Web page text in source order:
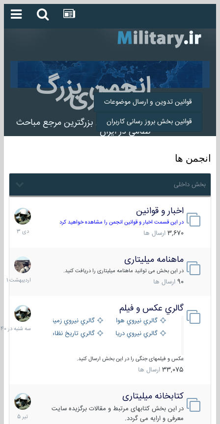
انجمن بزرگ
میلیتاری
انجمن میلیتاری بزرگترین مرجع مباحث
نظامی در ایران
قوانین تدوین و ارسال موضوعات
قوانین بخش بروز رسانی کاربران
انجمن ها
بخش داخلی
اخبار و قوانین
در این قسمت اخبار و قوانین انجمن را مشاهده خواهید کرد
3,670 ارسال ها
22
دی
1403
ماهنامه میلیتاری
در این بخش می توانید ماهنامه میلیتاری را دریافت کنید.
90 ارسال ها
30
1401
گالري عكس و فيلم
گالري نيروي هوايي
گالري نيروي زميني
گالري نيروي دريايي
گالري تاریخ نظامی
عکس و فیلمهای جنگی را در این بخش ارسال کنید.
33,075 ارسال ها
سه
شنبه
در
کتابخانه میلیتاری
در این بخش کتابهای مرتبط و مقالات برگزیده سایت
معرفی و ارایه می گردد.
16
تیر
1405